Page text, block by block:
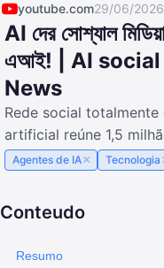
youtube.com29/06/2026
AI দের সোশ্যাল
এআই! | AI
News
Rede social
artificial reúne 1,5
Agentes de IA× Tecnologia
Conteudo
Resumo